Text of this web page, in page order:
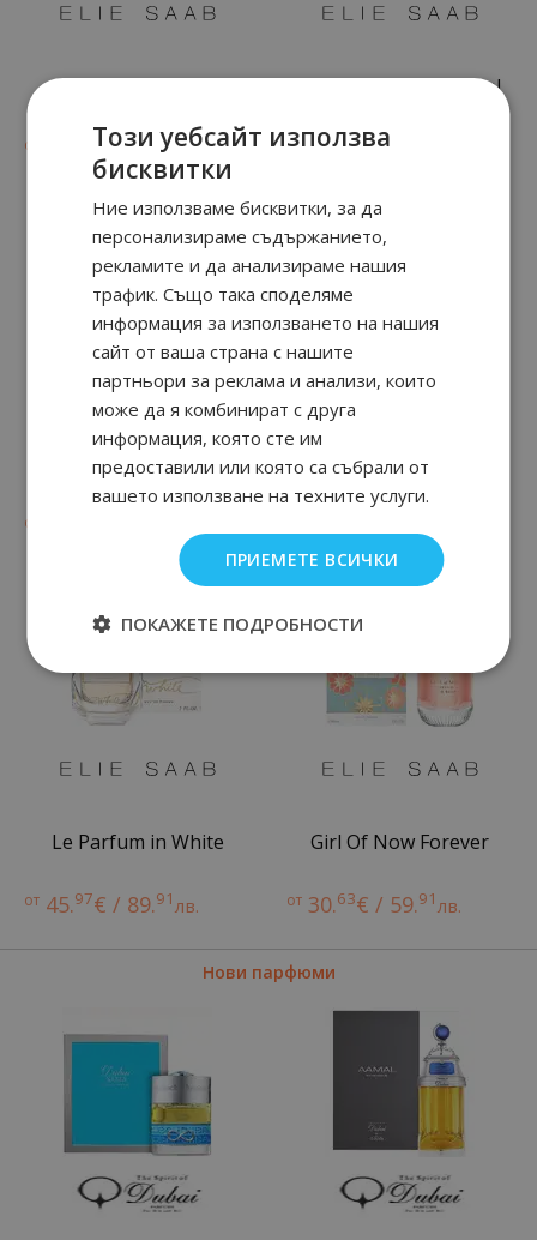
Girl Of Now Lovely
от € / 59. 91лв.
Girl of Now Rose Petal
от 33.69€ / 65.
Le Parfum in White
от
Elixir Love
33. € / 65.
Le Parfum in White
от 45.97€ / 89.91лв.
Girl Of Now Forever
от 30.63€ / 59.91лв.
Нови парфюми
Този уебсайт използва
бисквитки
Ние използваме бисквитки, за да
персонализираме съдържанието,
рекламите и да анализираме нашия
трафик. Също така споделяме
информация за използването на нашия
сайт от ваша страна с нашите
партньори за реклама и анализи, които
може да я комбинират с друга
информация, която сте им
предоставили или която са събрали от
вашето използване на техните услуги.
ПРИЕМЕТЕ ВСИЧКИ
ПОКАЖЕТЕ ПОДРОБНОСТИ